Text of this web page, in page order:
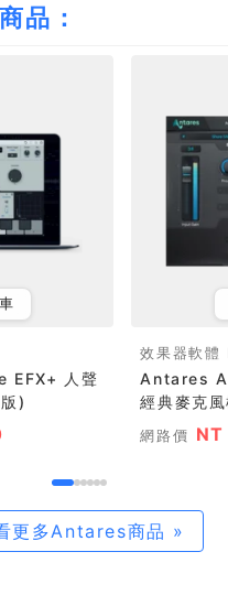
品：
EFX+ 人聲
)
效果器軟體
Antares
經典麥克
網路價
更多Antares商品 »